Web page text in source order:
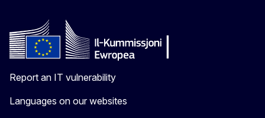
Report an IT vulnerability
Languages on our websites